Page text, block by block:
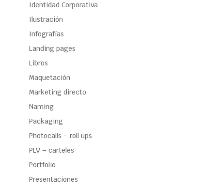
Identidad Corporativa
Ilustración
Infografías
Landing pages
Libros
Maquetación
Marketing directo
Naming
Packaging
Photocalls – roll ups
PLV – carteles
Portfolio
Presentaciones